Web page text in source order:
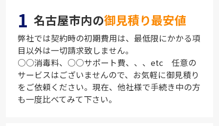
1 名古屋市内の御見積り最安値
弊社では契約時の初期費用は、最低限にかかる項
目以外は一切請求致しません。
○○消毒料、○○サポート費、、、etc 任意の
サービスはございませんので、お気軽に御見積り
をご依頼ください。現在、他社様で手続き中の方
も一度比べてみて下さい。